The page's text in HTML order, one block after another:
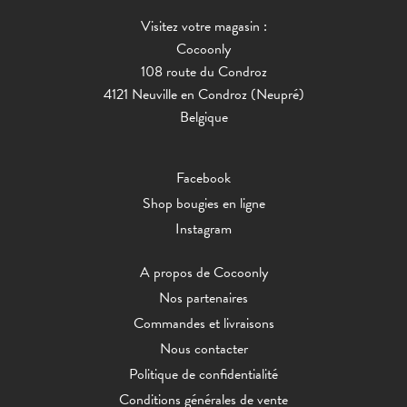
Visitez votre magasin :
Cocoonly
108 route du Condroz
4121 Neuville en Condroz (Neupré)
Belgique
Facebook
Shop bougies en ligne
Instagram
A propos de Cocoonly
Nos partenaires
Commandes et livraisons
Nous contacter
Politique de confidentialité
Conditions générales de vente